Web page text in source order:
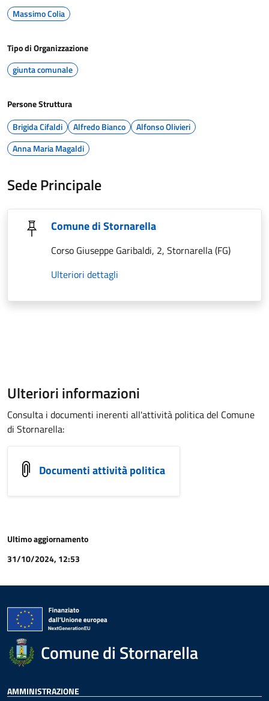
Massimo Colia
Tipo di Organizzazione
giunta comunale
Persone Struttura
Brigida Cifaldi
Alfredo Bianco
Alfonso Olivieri
Anna Maria Magaldi
Sede Principale
Comune di Stornarella
Corso Giuseppe Garibaldi, 2, Stornarella (FG)
Ulteriori dettagli
Ulteriori informazioni
Consulta i documenti inerenti all'attività politica del Comune
di Stornarella:
Documenti attività politica
Ultimo aggiornamento
31/10/2024, 12:53
Comune di Stornarella
AMMINISTRAZIONE